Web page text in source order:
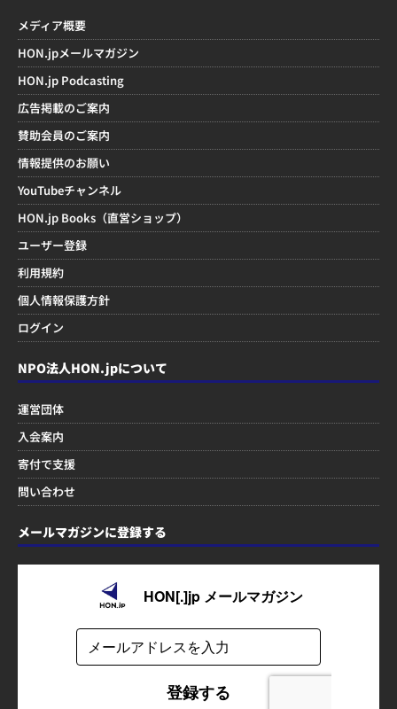
メディア概要
HON.jpメールマガジン
HON.jp Podcasting
広告掲載のご案内
賛助会員のご案内
情報提供のお願い
YouTubeチャンネル
HON.jp Books（直営ショップ）
ユーザー登録
利用規約
個人情報保護方針
ログイン
NPO法人HON.jpについて
運営団体
入会案内
寄付で支援
問い合わせ
メールマガジンに登録する